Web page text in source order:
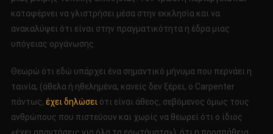
καταφέρνει να γλιστρήσει μέσα στην εκκλησία και να
ανακαλύψει ότι είναι στην πραγματικότητα η έδρα μιας
υπόγειας οργάνωσης.
Θεωρώ ότι εδώ υπάρχει ένα σημαντικό μήνυμα που περνάει η
ταινία, (άθελα ή ηθελημένα, κανείς δεν ξέρει, ο Carpenter
πάντως, έχει δηλώσει ότι είναι άθεος, σεβόμενος όμως τους
ανθρώπους που πιστεύουν και χωρίς να θεωρεί ότι ο ίδιος